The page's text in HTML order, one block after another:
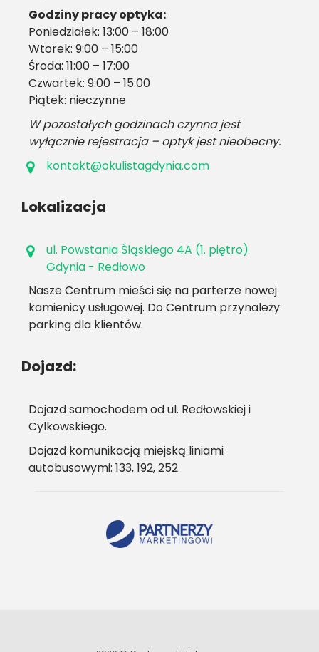
Godziny pracy optyka:
Poniedziałek: 13:00 – 18:00
Wtorek: 9:00 – 15:00
Środa: 11:00 – 17:00
Czwartek: 9:00 – 15:00
Piątek: nieczynne
W pozostałych godzinach czynna jest
wyłącznie rejestracja – optyk jest nieobecny.
kontakt@okulistagdynia.com
Lokalizacja
ul. Powstania Śląskiego 4A (1. piętro)
Gdynia - Redłowo
Nasze Centrum mieści się na parterze nowej
kamienicy usługowej. Do Centrum przynależy
parking dla klientów.
Dojazd:
Dojazd samochodem od ul. Redłowskiej i
Cylkowskiego.
Dojazd komunikacją miejską liniami
autobusowymi: 133, 192, 252